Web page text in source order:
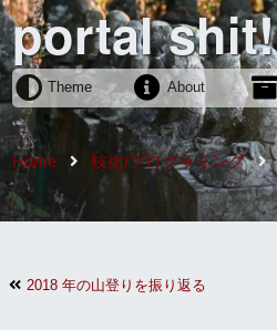
portal shit!
Theme About
Home 技術/プログラミング
2018 年の山登りを振り返る